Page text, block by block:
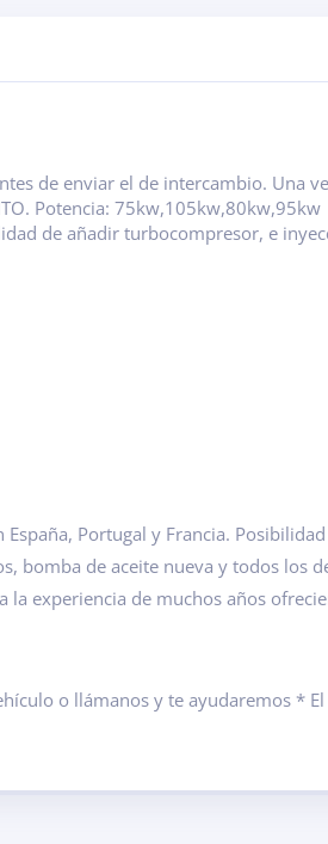
de enviar el de intercambio. Una
Potencia: 75kw,105kw,80kw,95kw
de añadir turbocompresor, e
Portugal y Francia.
bomba de aceite nueva y todos los
experiencia de muchos años
o llámanos y te ayudaremos *